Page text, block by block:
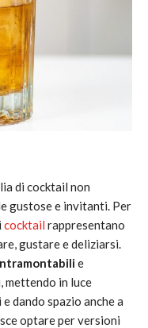
di cocktail non
gustose e invitanti. Per
cocktail rappresentano
gustare e deliziarsi.
e
in luce
dando spazio anche a
optare per versioni